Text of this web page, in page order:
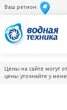
Ваш регион:
Цены на сайте могут
цены уточняйте у